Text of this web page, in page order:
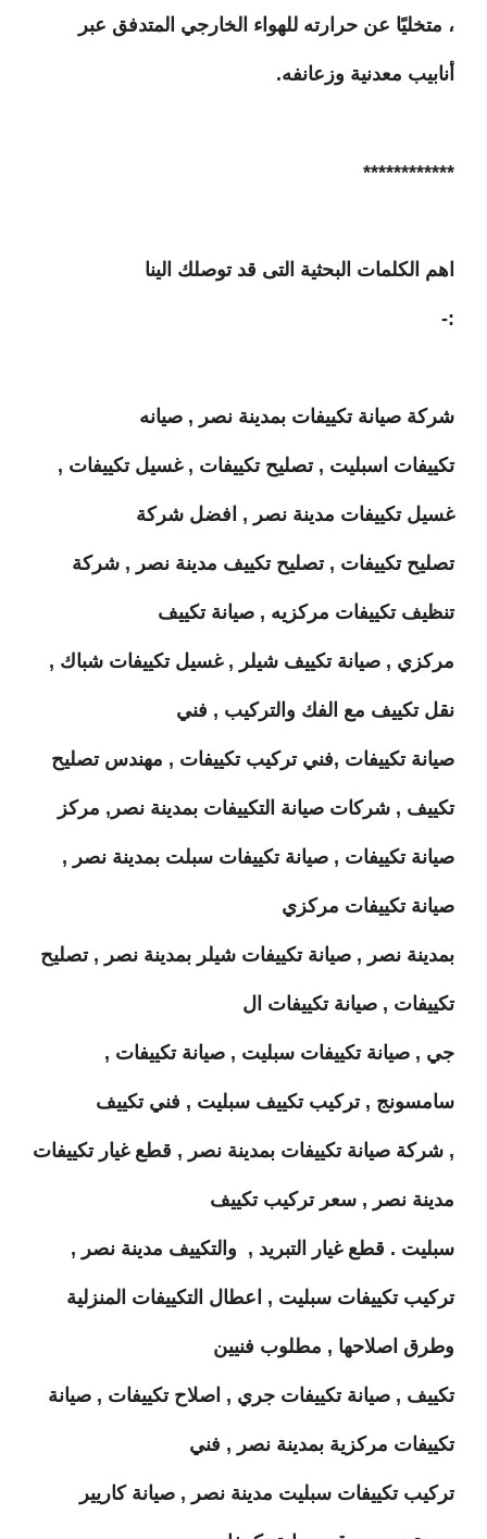
، متخليًا عن حرارته للهواء الخارجي المتدفق عبر
أنابيب معدنية وزعانفه.
************
اهم الكلمات البحثية التى قد توصلك الينا
:-
شركة صيانة تكييفات بمدينة نصر , صيانه
تكييفات اسبليت , تصليح تكييفات , غسيل تكييفات ,
غسيل تكييفات مدينة نصر , افضل شركة
تصليح تكييفات , تصليح تكييف مدينة نصر , شركة
تنظيف تكييفات مركزيه , صيانة تكييف
مركزي , صيانة تكييف شيلر , غسيل تكييفات شباك ,
نقل تكييف مع الفك والتركيب , فني
صيانة تكييفات ,فني تركيب تكييفات , مهندس تصليح
تكييف , شركات صيانة التكييفات بمدينة نصر, مركز
صيانة تكييفات , صيانة تكييفات سبلت بمدينة نصر ,
صيانة تكييفات مركزي
بمدينة نصر , صيانة تكييفات شيلر بمدينة نصر , تصليح
تكييفات , صيانة تكييفات ال
جي , صيانة تكييفات سبليت , صيانة تكييفات ,
سامسونج , تركيب تكييف سبليت , فني تكييف
, شركة صيانة تكييفات بمدينة نصر , قطع غيار تكييفات
مدينة نصر , سعر تركيب تكييف
سبليت . قطع غيار التبريد , والتكييف مدينة نصر ,
تركيب تكييفات سبليت , اعطال التكييفات المنزلية
وطرق اصلاحها , مطلوب فنيين
تكييف , صيانة تكييفات جري , اصلاح تكييفات , صيانة
تكييفات مركزية بمدينة نصر , فني
تركيب تكييفات سبليت مدينة نصر , صيانة كاريير